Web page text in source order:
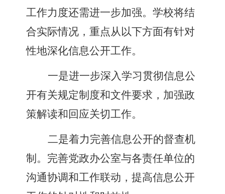
工作力度还需进一步加强。学校将结
合实际情况，重点从以下方面有针对
性地深化信息公开工作。
一是进一步深入学习贯彻信息公
开有关规定制度和文件要求，加强政
策解读和回应关切工作。
二是着力完善信息公开的督查机
制。完善党政办公室与各责任单位的
沟通协调和工作联动，提高信息公开